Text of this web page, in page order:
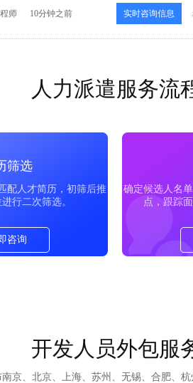
师 10分钟之前 实时咨询信息
人力派遣服务流
筛选
配人才简历，初筛后推
行二次筛选。
咨询
确定候选人名
点，跟踪
开发人员外包服
京、北京、上海、苏州、无锡、合肥、